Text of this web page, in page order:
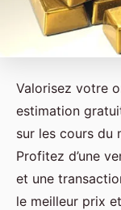
Valorisez votre
estimation
sur les cours du
Profitez d’une
et une
le meilleur prix